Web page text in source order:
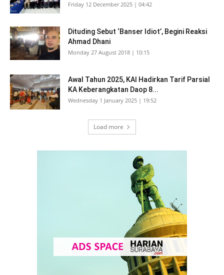
Friday 12 December 2025 | 04:42
Dituding Sebut ‘Banser Idiot’, Begini Reaksi
Ahmad Dhani
Monday 27 August 2018 | 10:15
Awal Tahun 2025, KAI Hadirkan Tarif Parsial
KA Keberangkatan Daop 8...
Wednesday 1 January 2025 | 19:52
Load more